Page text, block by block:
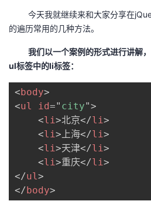
播
活
的
注
的
开
学
我
的
Programs
我
持
今天我就继续来和大家分享在
的遍历常用的几种方法。
我们以一个案例的形式进行讲解
ul标签中的li标签：
<body>
<ul id=" city">
<li>北京</li>
<li>上海</li>
<li>天津</li>
<li>重庆</li>
</ul>
</body>